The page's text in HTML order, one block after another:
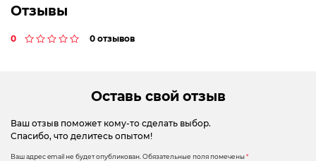
Отзывы
0 0 отзывов
Оставь свой отзыв
Ваш отзыв поможет кому-то сделать выбор.
Спасибо, что делитесь опытом!
Ваш адрес email не будет опубликован. Обязательные поля помечены*